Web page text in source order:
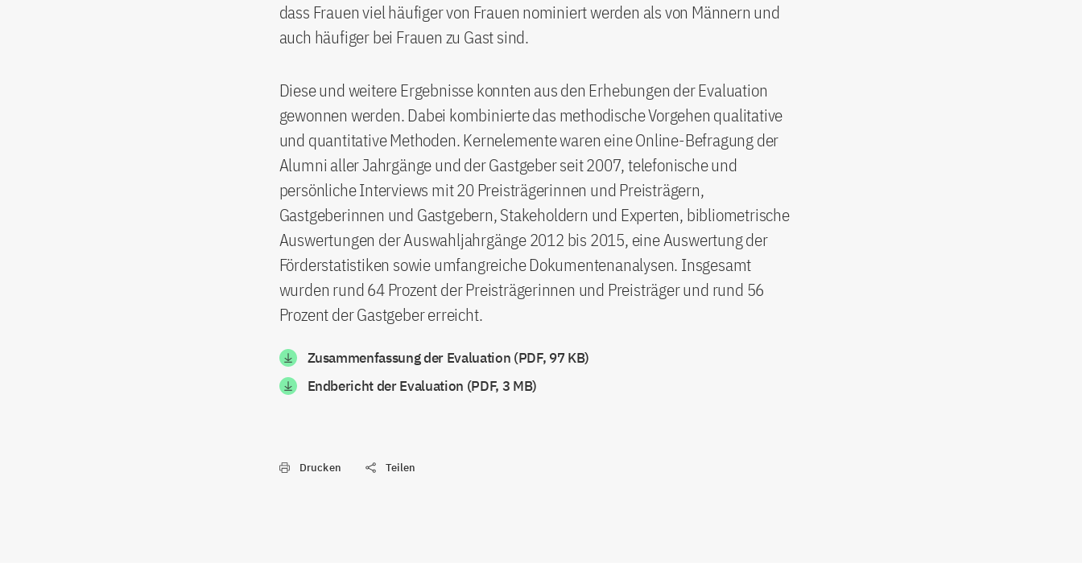
dass Frauen viel häufiger von Frauen nominiert werden als von Männern und
auch häufiger bei Frauen zu Gast sind.
Diese und weitere Ergebnisse konnten aus den Erhebungen der Evaluation
gewonnen werden. Dabei kombinierte das methodische Vorgehen qualitative
und quantitative Methoden. Kernelemente waren eine Online-Befragung der
Alumni aller Jahrgänge und der Gastgeber seit 2007, telefonische und
persönliche Interviews mit 20 Preisträgerinnen und Preisträgern,
Gastgeberinnen und Gastgebern, Stakeholdern und Experten, bibliometrische
Auswertungen der Auswahljahrgänge 2012 bis 2015, eine Auswertung der
Förderstatistiken sowie umfangreiche Dokumentenanalysen. Insgesamt
wurden rund 64 Prozent der Preisträgerinnen und Preisträger und rund 56
Prozent der Gastgeber erreicht.
Zusammenfassung der Evaluation (PDF, 97 KB)
Endbericht der Evaluation (PDF, 3 MB)
Drucken Teilen